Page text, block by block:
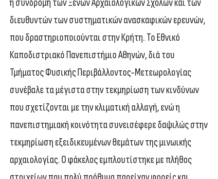
η συνδρομή των Ξένων Αρχαιολογικών Σχολών και των
διευθυντών των συστηματικών ανασκαφικών ερευνών,
που δραστηριοποιούνται στην Κρήτη. Το Εθνικό
Καποδιστριακό Πανεπιστήμιο Αθηνών, διά του
Τμήματος Φυσικής Περιβάλλοντος-Μετεωρολογίας
συνέβαλε τα μέγιστα στην τεκμηρίωση των κινδύνων
που σχετίζονται με την κλιματική αλλαγή, ενώ η
πανεπιστημιακή κοινότητα συνεισέφερε δαψιλώς στην
τεκμηρίωση εξειδικευμένων θεμάτων της μινωικής
αρχαιολογίας. Ο φάκελος εμπλουτίστηκε με πλήθος